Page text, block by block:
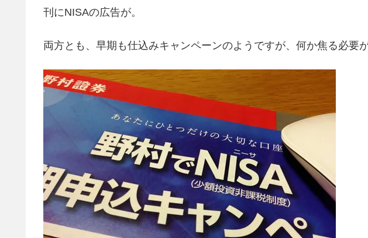
刊にNISAの広告が。
両方とも、早期も仕込みキャンペーンのようですが、何か焦る必要